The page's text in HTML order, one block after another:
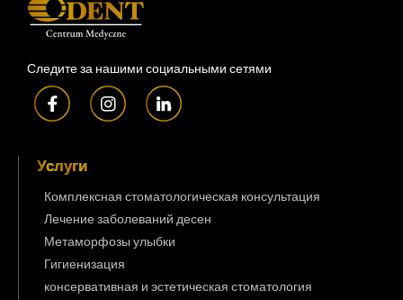
Следите за нашими социальными сетями
Услуги
Комплексная стоматологическая консультация
Лечение заболеваний десен
Метаморфозы улыбки
Гигиенизация
консервативная и эстетическая стоматология